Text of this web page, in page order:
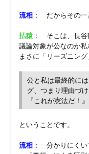
流相： だからその一
払猿： そこは、長谷
議論対象が公なのか私
まさに「リーズニング
公と私は最終的に
グ、つまり理由づ
『これが憲法だ！
ということです。
流相： 分かりにくい